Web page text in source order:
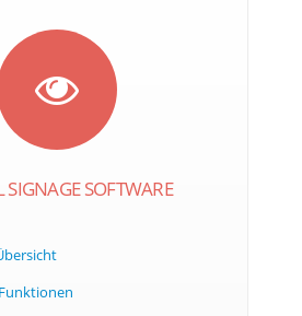
SIGNAGE SOFTWARE